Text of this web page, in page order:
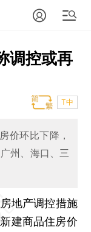
调控或再
T中
价环比下降，
州、海口、三
地产调控措施
建商品住房价